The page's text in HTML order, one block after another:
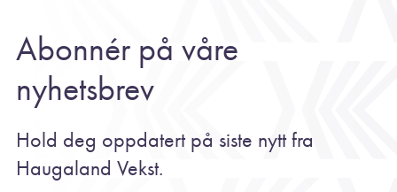
Abonnér på våre
nyhetsbrev
Hold deg oppdatert på siste nytt fra
Haugaland Vekst.